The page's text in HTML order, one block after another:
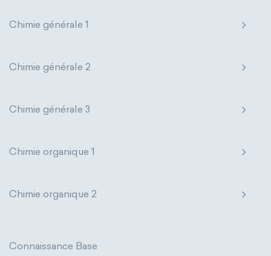
Chimie générale 1
Chimie générale 2
Chimie générale 3
Chimie organique 1
Chimie organique 2
Connaissance Base